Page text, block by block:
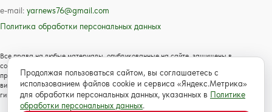
e-mail: yarnews76@gmail.com
Политика обработки персональных данных
Все права на любые материалы, опубликованные на сайте, защищены в
соответствии с российским и международным законодательством об авторском
праве и смежных правах. Любое использование текстовых, фото, аудио и
видеоматериалов возможно только с согласия правообладателя с обязательной
гиперссылкой на сайт https://www.yarnews.net; Для детей старше 16 лет.
Продолжая пользоваться сайтом, вы соглашаетесь с
использованием файлов cookie и сервиса «Яндекс.Метрика»
для обработки персональных данных, указанных в Политике
обработки персональных данных.